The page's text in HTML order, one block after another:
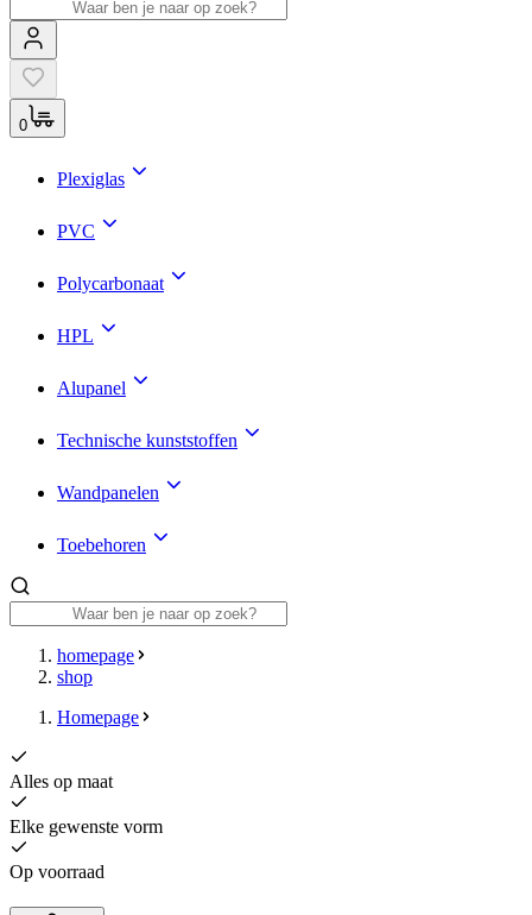
0
Plexiglas
PVC
Polycarbonaat
HPL
Alupanel
Technische kunststoffen
Wandpanelen
Toebehoren
homepage
shop
Homepage
Alles op maat
Elke gewenste vorm
Op voorraad